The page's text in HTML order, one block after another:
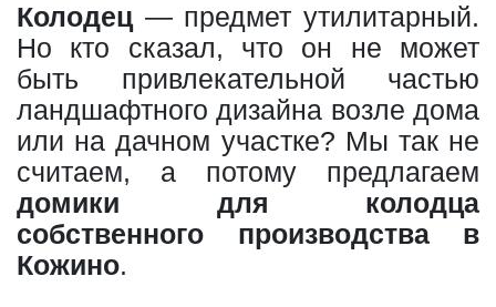
Колодец— предмет утилитарный.
Но кто сказал, что он не может
быть привлекательной частью
ландшафтного дизайна возле дома
или на дачном участке? Мы так не
считаем, а потому предлагаем
домики для колодца
собственного производства в
Кожино.